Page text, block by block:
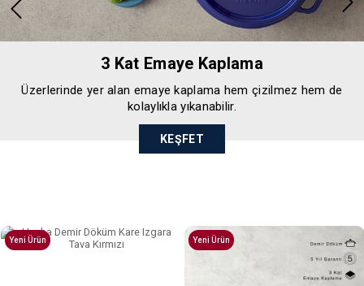
3 Kat Emaye Kaplama
Üzerlerinde yer alan emaye kaplama hem çizilmez hem de
kolaylıkla yıkanabilir.
KEŞFET
Yeni Ürün Yeni Ürün
Tümünü Gör >